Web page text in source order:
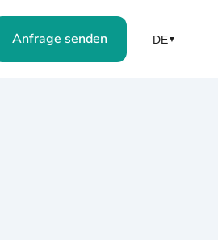
Anfrage senden DE▼